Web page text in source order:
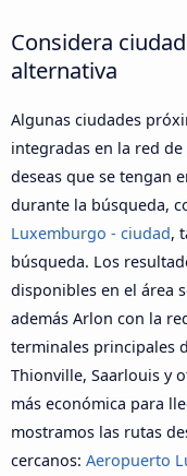
Considera
alternativa
Algunas ciudades
integradas en la red
deseas que se tengan
durante la búsqueda,
Luxemburgo - ciudad,
búsqueda. Los
disponibles en el área
además Arlon con la
terminales principales
Thionville, Saarlouis y
más económica para
mostramos las rutas
cercanos: Aeropuerto